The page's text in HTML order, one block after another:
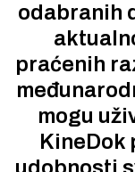
odabranih
praćenih
mogu
KineDok